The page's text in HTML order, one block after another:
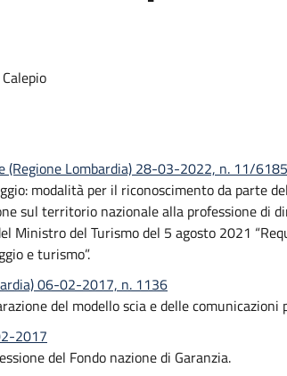
(Regione Lombardia) 28-03-2022, n. 11/6185
modalità per il riconoscimento da parte
sul territorio nazionale alla professione di
Ministro del Turismo del 5 agosto 2021
e turismo”.
06-02-2017, n. 1136
del modello scia e delle
2017
del Fondo nazione di Garanzia.